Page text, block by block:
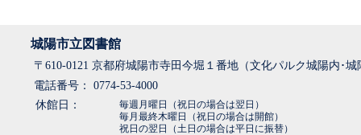
城陽市立図書館
〒610-0121 京都府城陽市寺田今堀１番地（文化パルク城陽内･城
電話番号： 0774-53-4000
休館日：
毎週月曜日（祝日の場合は翌日）
毎月最終木曜日（祝日の場合は開館）
祝日の翌日（土日の場合は平日に振替）